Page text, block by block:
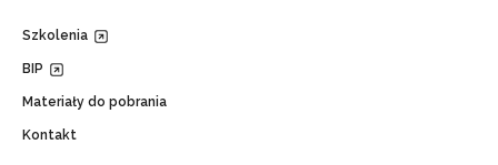
Szkolenia
BIP
Materiały do pobrania
Kontakt